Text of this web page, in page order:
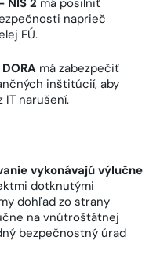
NIS 2 má posilniť
naprieč
EÚ.
má zabezpečiť
inštitúcií, aby
IT narušení.
vykonávajú výlučne
dotknutými
dohľad zo strany
na vnútroštátnej
bezpečnostný úrad